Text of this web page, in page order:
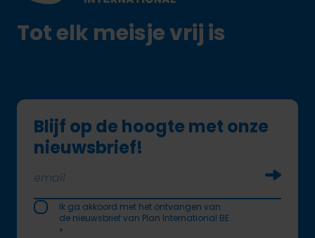
Tot elk meisje vrij is
Blijf op de hoogte met onze
nieuwsbrief!
Ik ga akkoord met het ontvangen van
de nieuwsbrief van Plan International BE.
*